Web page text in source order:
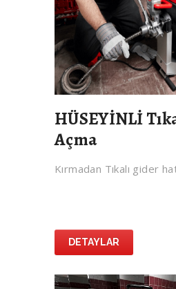
HÜSEYİNLİ
Açma
Kırmadan Tıkalı gider
DETAYLAR